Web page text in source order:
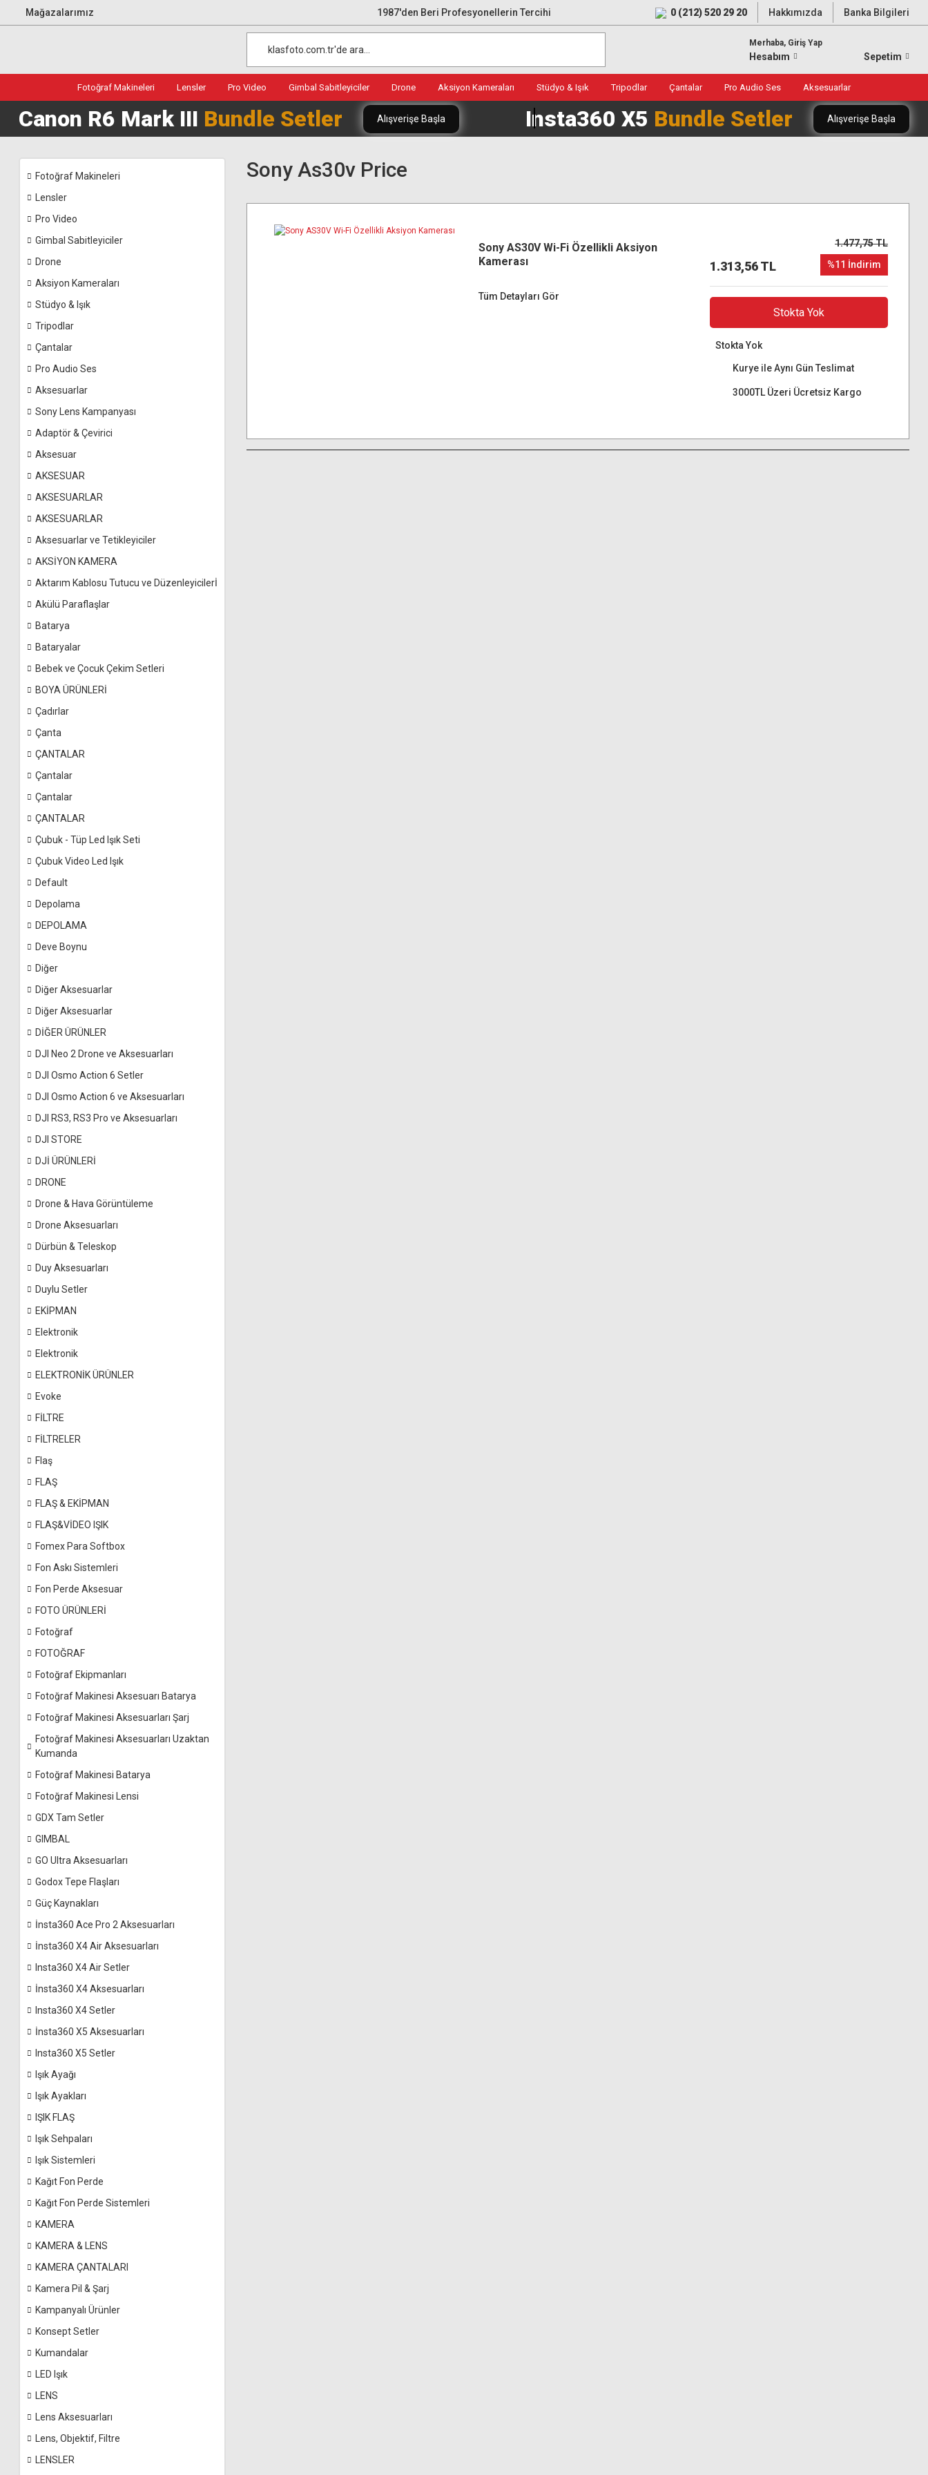
Mağazalarımız 1987'den Beri Profesyonellerin Tercihi 0 (212) 520 29 20 Hakkımızda Banka Bilgileri
Merhaba, Giriş Yap
Hesabım Sepetim
Fotoğraf Makineleri Lensler Pro Video Gimbal Sabitleyiciler Drone Aksiyon Kameraları Stüdyo & Işık Tripodlar Çantalar Pro Audio Ses Aksesuarlar
Canon R6 Mark III Bundle Setler Alışverişe Başla Insta360 X5 Bundle Setler Alışverişe Başla
Fotoğraf Makineleri
Lensler
Pro Video
Gimbal Sabitleyiciler
Drone
Aksiyon Kameraları
Stüdyo & Işık
Tripodlar
Çantalar
Pro Audio Ses
Aksesuarlar
Sony Lens Kampanyası
Adaptör & Çevirici
Aksesuar
AKSESUAR
AKSESUARLAR
AKSESUARLAR
Aksesuarlar ve Tetikleyiciler
AKSİYON KAMERA
Aktarım Kablosu Tutucu ve Düzenleyicilerİ
Akülü Paraflaşlar
Batarya
Bataryalar
Bebek ve Çocuk Çekim Setleri
BOYA ÜRÜNLERİ
Çadırlar
Çanta
ÇANTALAR
Çantalar
Çantalar
ÇANTALAR
Çubuk - Tüp Led Işık Seti
Çubuk Video Led Işık
Default
Depolama
DEPOLAMA
Deve Boynu
Diğer
Diğer Aksesuarlar
Diğer Aksesuarlar
DİĞER ÜRÜNLER
DJI Neo 2 Drone ve Aksesuarları
DJI Osmo Action 6 Setler
DJI Osmo Action 6 ve Aksesuarları
DJI RS3, RS3 Pro ve Aksesuarları
DJI STORE
DJİ ÜRÜNLERİ
DRONE
Drone & Hava Görüntüleme
Drone Aksesuarları
Dürbün & Teleskop
Duy Aksesuarları
Duylu Setler
EKİPMAN
Elektronik
Elektronik
ELEKTRONİK ÜRÜNLER
Evoke
FİLTRE
FİLTRELER
Flaş
FLAŞ
FLAŞ & EKİPMAN
FLAŞ&VİDEO IŞIK
Fomex Para Softbox
Fon Askı Sistemleri
Fon Perde Aksesuar
FOTO ÜRÜNLERİ
Fotoğraf
FOTOĞRAF
Fotoğraf Ekipmanları
Fotoğraf Makinesi Aksesuarı Batarya
Fotoğraf Makinesi Aksesuarları Şarj
Fotoğraf Makinesi Aksesuarları Uzaktan
Kumanda
Fotoğraf Makinesi Batarya
Fotoğraf Makinesi Lensi
GDX Tam Setler
GIMBAL
GO Ultra Aksesuarları
Godox Tepe Flaşları
Güç Kaynakları
İnsta360 Ace Pro 2 Aksesuarları
İnsta360 X4 Air Aksesuarları
Insta360 X4 Air Setler
İnsta360 X4 Aksesuarları
Insta360 X4 Setler
İnsta360 X5 Aksesuarları
Insta360 X5 Setler
Işık Ayağı
Işık Ayakları
IŞIK FLAŞ
Işık Sehpaları
Işık Sistemleri
Kağıt Fon Perde
Kağıt Fon Perde Sistemleri
KAMERA
KAMERA & LENS
KAMERA ÇANTALARI
Kamera Pil & Şarj
Kampanyalı Ürünler
Konsept Setler
Kumandalar
LED Işık
LENS
Lens Aksesuarları
Lens, Objektif, Filtre
LENSLER
Sony As30v Price
Sony AS30V Wi-Fi Özellikli Aksiyon
Kamerası
Tüm Detayları Gör
1.313,56 TL
1.477,75 TL
%11 İndirim
Stokta Yok
Stokta Yok
Kurye ile Aynı Gün Teslimat
3000TL Üzeri Ücretsiz Kargo